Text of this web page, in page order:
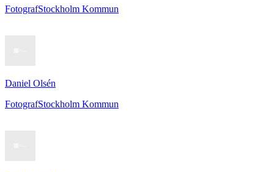
FotografStockholm Kommun
Daniel Olsén
FotografStockholm Kommun